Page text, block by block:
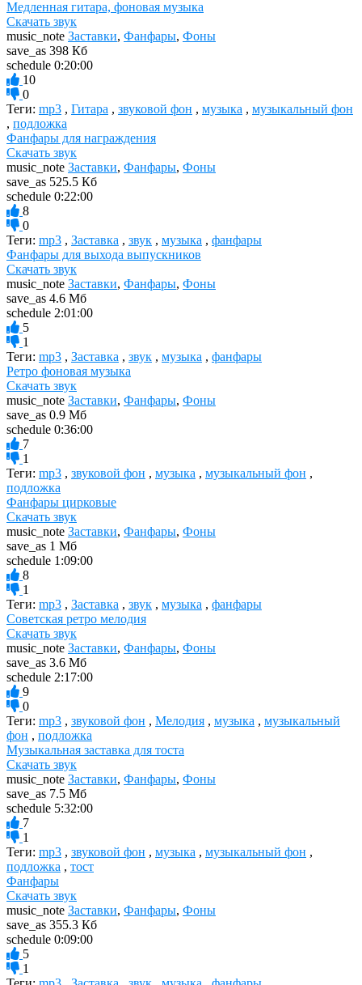
Медленная гитара, фоновая музыка
Скачать звук
music_note Заставки, Фанфары, Фоны
save_as 398 Кб
schedule 0:20:00
10
0
Теги: mp3 , Гитара , звуковой фон , музыка , музыкальный фон
, подложка
Фанфары для награждения
Скачать звук
music_note Заставки, Фанфары, Фоны
save_as 525.5 Кб
schedule 0:22:00
8
0
Теги: mp3 , Заставка , звук , музыка , фанфары
Фанфары для выхода выпускников
Скачать звук
music_note Заставки, Фанфары, Фоны
save_as 4.6 Мб
schedule 2:01:00
5
1
Теги: mp3 , Заставка , звук , музыка , фанфары
Ретро фоновая музыка
Скачать звук
music_note Заставки, Фанфары, Фоны
save_as 0.9 Мб
schedule 0:36:00
7
1
Теги: mp3 , звуковой фон , музыка , музыкальный фон ,
подложка
Фанфары цирковые
Скачать звук
music_note Заставки, Фанфары, Фоны
save_as 1 Мб
schedule 1:09:00
8
1
Теги: mp3 , Заставка , звук , музыка , фанфары
Советская ретро мелодия
Скачать звук
music_note Заставки, Фанфары, Фоны
save_as 3.6 Мб
schedule 2:17:00
9
0
Теги: mp3 , звуковой фон , Мелодия , музыка , музыкальный
фон , подложка
Музыкальная заставка для тоста
Скачать звук
music_note Заставки, Фанфары, Фоны
save_as 7.5 Мб
schedule 5:32:00
7
1
Теги: mp3 , звуковой фон , музыка , музыкальный фон ,
подложка , тост
Фанфары
Скачать звук
music_note Заставки, Фанфары, Фоны
save_as 355.3 Кб
schedule 0:09:00
5
1